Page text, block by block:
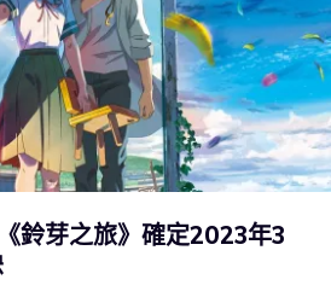
鈴芽之旅》確定2023年3